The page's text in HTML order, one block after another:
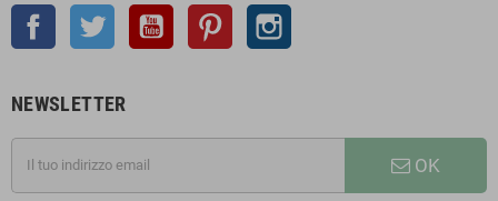
Facebook Twitter YouTube Pinterest
NEWSLETTER
OK